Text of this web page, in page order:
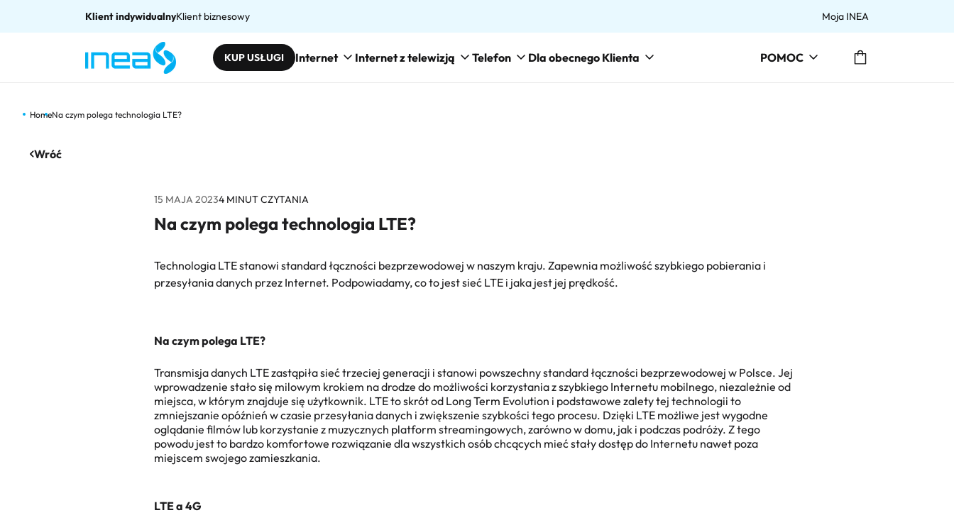
Klient indywidualnyKlient biznesowy Moja INEA
KUP USŁUGI Internet Internet z telewizją Telefon Dla obecnego Klienta POMOC
HomeNa czym polega technologia LTE?
Wróć
15 MAJA 20234 MINUT CZYTANIA
Na czym polega technologia LTE?
Technologia LTE stanowi standard łączności bezprzewodowej w naszym kraju. Zapewnia możliwość szybkiego pobierania i
przesyłania danych przez Internet. Podpowiadamy, co to jest sieć LTE i jaka jest jej prędkość.
Na czym polega LTE?
Transmisja danych LTEzastąpiła sieć trzeciej generacji i stanowi powszechny standard łączności bezprzewodowej w Polsce. Jej
wprowadzenie stało się milowym krokiem na drodze do możliwości korzystania z szybkiego Internetu mobilnego, niezależnie od
miejsca, w którym znajduje się użytkownik. LTE to skrót od Long Term Evolution i podstawowe zalety tej technologii to
zmniejszanie opóźnień w czasie przesyłania danych i zwiększenie szybkości tego procesu. Dzięki LTE możliwe jest wygodne
oglądanie filmów lub korzystanie z muzycznych platform streamingowych, zarówno w domu, jak i podczas podróży. Z tego
powodu jest to bardzo komfortowe rozwiązanie dla wszystkich osób chcących mieć stały dostęp do Internetu nawet poza
miejscem swojego zamieszkania.
LTE a 4G